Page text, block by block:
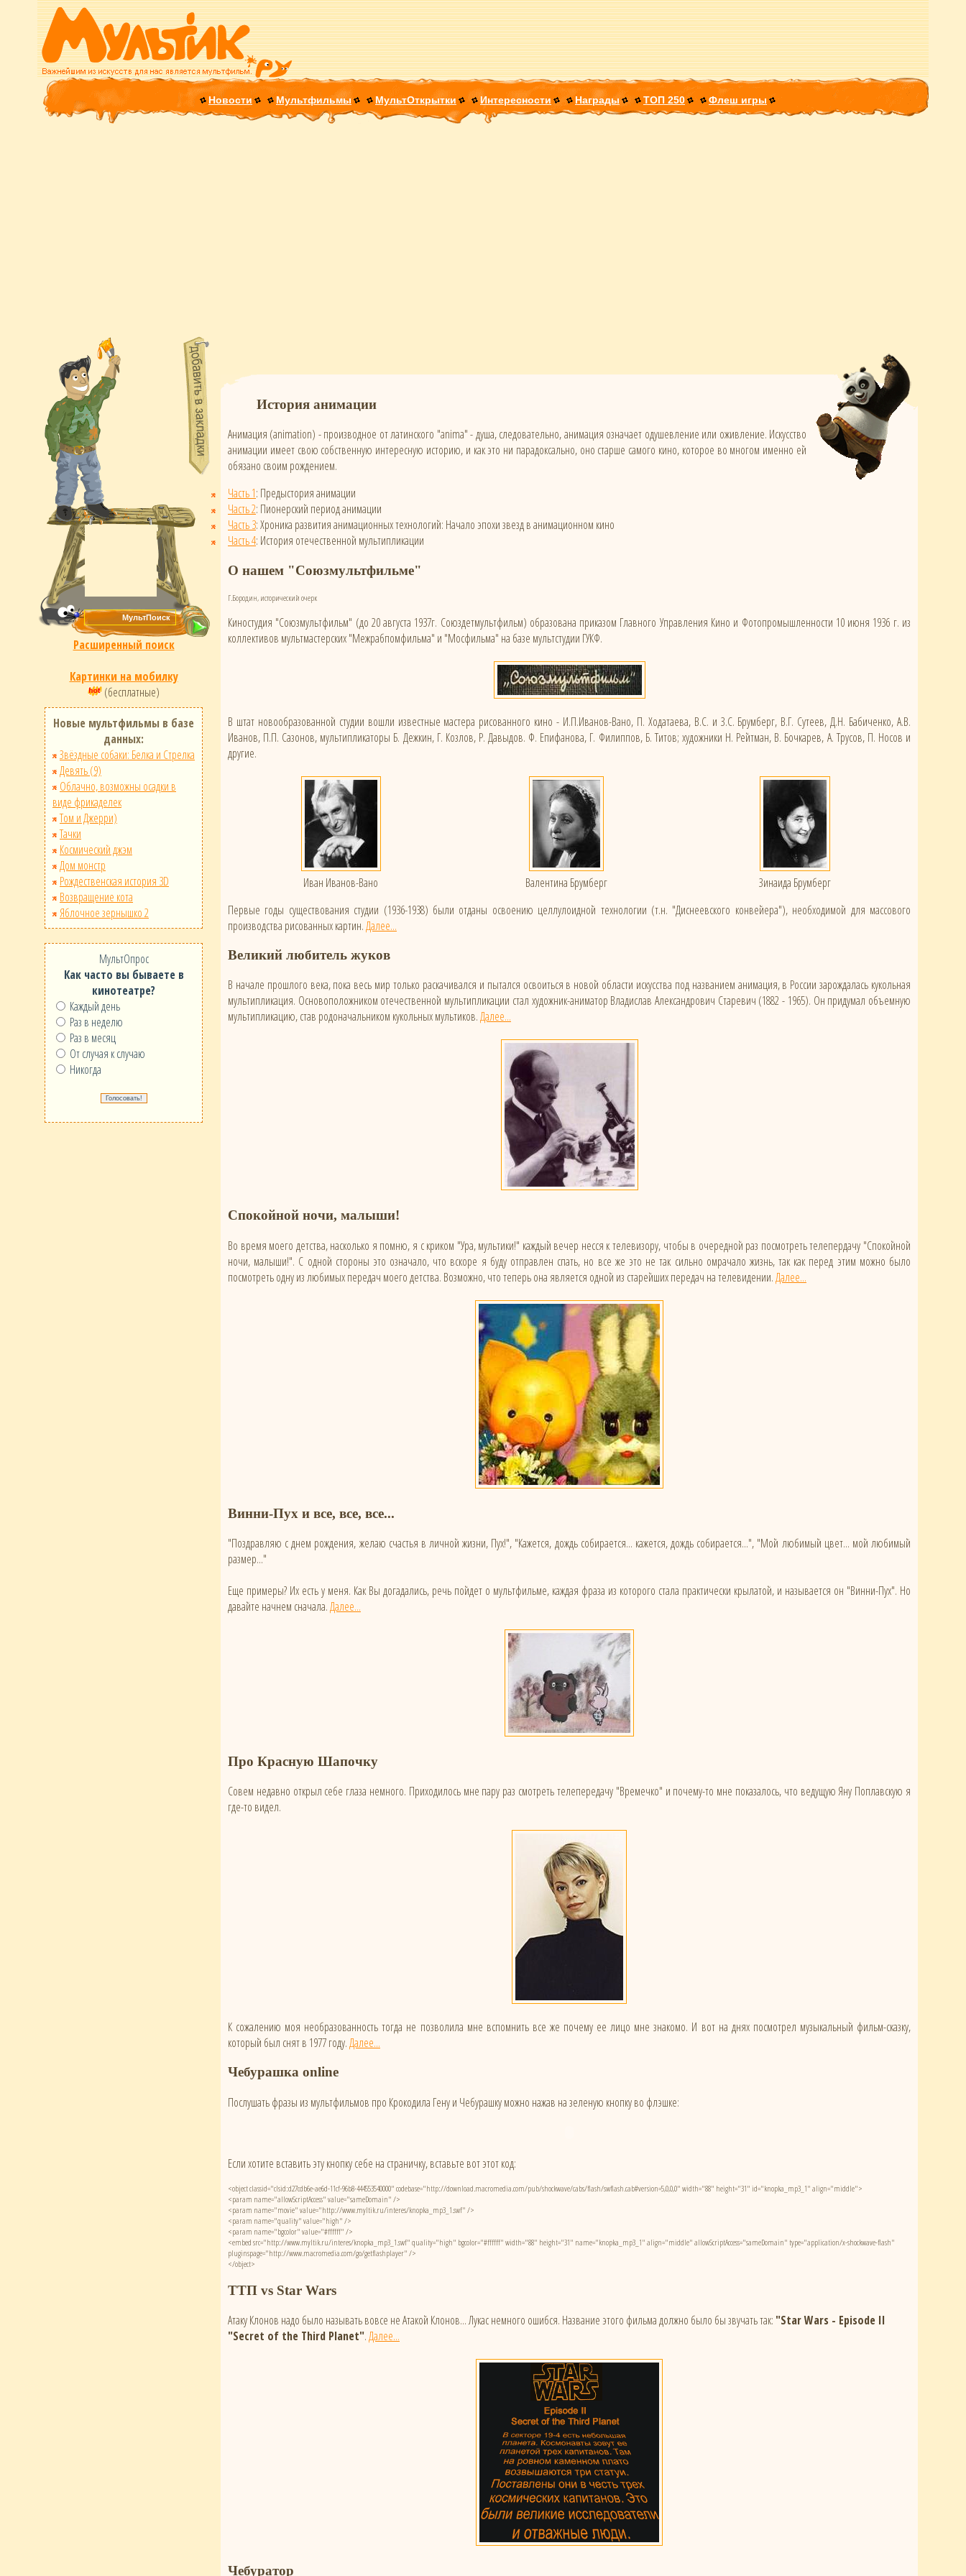
Новости Мультфильмы МультОткрытки Интересности Награды ТОП 250 Флеш игры
Расширенный поиск
Картинки на мобилку
(бесплатные)
Новые мультфильмы в базе
данных:
Звёздные собаки: Белка и Стрелка
Девять (9)
Облачно, возможны осадки в
виде фрикаделек
Том и Джерри)
Тачки
Космический джэм
Дом монстр
Рождественская история 3D
Возвращение кота
Яблочное зернышко 2
МультОпрос
Как часто вы бываете в
кинотеатре?
Каждый день
Раз в неделю
Раз в месяц
От случая к случаю
Никогда
История анимации
Анимация (animation) - производное от латинского "anima" - душа, следовательно, анимация означает одушевление или оживление. Искусство
анимации имеет свою собственную интересную историю, и как это ни парадоксально, оно старше самого кино, которое во многом именно ей
обязано своим рождением.
Часть 1: Предыстория анимации
Часть 2: Пионерский период анимации
Часть 3: Хроника развития анимационных технологий: Начало эпохи звезд в анимационном кино
Часть 4: История отечественной мультипликации
О нашем "Союзмультфильме"
Г.Бородин, исторический очерк
Киностудия "Союзмультфильм" (до 20 августа 1937г. Союздетмультфильм) образована приказом Главного Управления Кино и Фотопромышленности 10 июня 1936 г. из
коллективов мультмастерских "Межрабпомфильма" и "Мосфильма" на базе мультстудии ГУКФ.
В штат новообразованной студии вошли известные мастера рисованного кино - И.П.Иванов-Вано, П. Ходатаева, В.С. и З.С. Брумберг, В.Г. Сутеев, Д.Н. Бабиченко, А.В.
Иванов, П.П. Сазонов, мультипликаторы Б. Дежкин, Г. Козлов, Р. Давыдов. Ф. Епифанова, Г. Филиппов, Б. Титов; художники Н. Рейтман, В. Бочкарев, А. Трусов, П. Носов и
другие.
Иван Иванов-Вано Валентина Брумберг
Зинаида Брумберг
Первые годы существования студии (1936-1938) были отданы освоению целлулоидной технологии (т.н. "Диснеевского конвейера"), необходимой для массового
производства рисованных картин.Далее...
Великий любитель жуков
В начале прошлого века, пока весь мир только раскачивался и пытался освоиться в новой области искусства под названием анимация, в России зарождалась кукольная
мультипликация. Основоположником отечественной мультипликации стал художник-аниматор Владислав Александрович Старевич (1882 - 1965). Он придумал объемную
мультипликацию, став родоначальником кукольных мультиков.Далее...
Спокойной ночи, малыши!
Во время моего детства, насколько я помню, я с криком "Ура, мультики!" каждый вечер несся к телевизору, чтобы в очередной раз посмотреть телепердачу "Спокойной
ночи, малыши!". С одной стороны это означало, что вскоре я буду отправлен спать, но все же это не так сильно омрачало жизнь, так как перед этим можно было
посмотреть одну из любимых передач моего детства. Возможно, что теперь она является одной из старейших передач на телевидении.Далее...
Винни-Пух и все, все, все...
"Поздравляю с днем рождения, желаю счастья в личной жизни, Пух!", "Кажется, дождь собирается... кажется, дождь собирается...", "Мой любимый цвет... мой любимый
размер..."
Еще примеры? Их есть у меня. Как Вы догадались, речь пойдет о мультфильме, каждая фраза из которого стала практически крылатой, и называется он "Винни-Пух". Но
давайте начнем сначала.Далее...
Про Красную Шапочку
Совем недавно открыл себе глаза немного. Приходилось мне пару раз смотреть телепередачу "Времечко" и почему-то мне показалось, что ведущую Яну Поплавскую я
где-то видел.
К сожалению моя необразованность тогда не позволила мне вспомнить все же почему ее лицо мне знакомо. И вот на днях посмотрел музыкальный фильм-сказку,
который был снят в 1977 году.Далее...
Чебурашка online
Послушать фразы из мультфильмов про Крокодила Гену и Чебурашку можно нажав на зеленую кнопку во флэшке:
Если хотите вставить эту кнопку себе на страничку, вставьте вот этот код:
<object classid="clsid:d27cdb6e-ae6d-11cf-96b8-444553540000" codebase="http://download.macromedia.com/pub/shockwave/cabs/flash/swflash.cab#version=5,0,0,0" width="88" height="31" id="knopka_mp3_1" align="middle">
<param name="allowScriptAccess" value="sameDomain" />
<param name="movie" value="http://www.myltik.ru/interes/knopka_mp3_1.swf" />
<param name="quality" value="high" />
<param name="bgcolor" value="#ffffff" />
<embed src="http://www.myltik.ru/interes/knopka_mp3_1.swf" quality="high" bgcolor="#ffffff" width="88" height="31" name="knopka_mp3_1" align="middle" allowScriptAccess="sameDomain" type="application/x-shockwave-flash"
pluginspage="http://www.macromedia.com/go/getflashplayer" />
</object>
ТТП vs Star Wars
Атаку Клонов надо было называть вовсе не Атакой Клонов... Лукас немного ошибся. Название этого фильма должно было бы звучать так: "Star Wars - Episode II
"Secret of the Third Planet".Далее...
Чебуратор